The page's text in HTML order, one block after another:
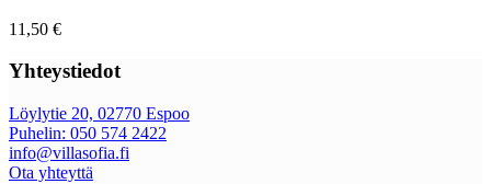
11,50 €
Yhteystiedot
Löylytie 20, 02770 Espoo
Puhelin: 050 574 2422
info@villasofia.fi
Ota yhteyttä